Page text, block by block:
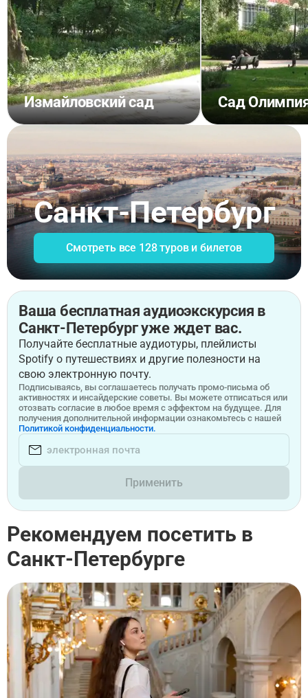
Измайловский сад Сад
Санкт-Петербург
Смотреть все 128 туров и билетов
Ваша бесплатная аудиоэкскурсия в
Санкт-Петербург уже ждет вас.
Получайте бесплатные аудиотуры, плейлисты
Spotify о путешествиях и другие полезности на
свою электронную почту.
Подписываясь, вы соглашаетесь получать промо-письма об
активностях и инсайдерские советы. Вы можете отписаться или
отозвать согласие в любое время с эффектом на будущее. Для
получения дополнительной информации ознакомьтесь с нашей
Политикой конфиденциальности.
Применить
Рекомендуем посетить в
Санкт-Петербурге